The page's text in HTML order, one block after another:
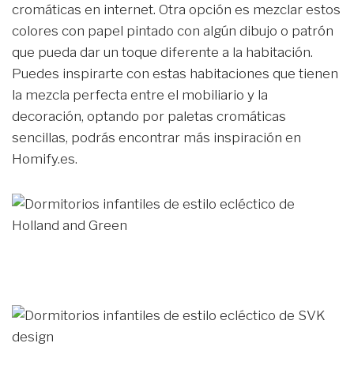
cromáticas en internet. Otra opción es mezclar estos
colores con papel pintado con algún dibujo o patrón
que pueda dar un toque diferente a la habitación.
Puedes inspirarte con estas habitaciones que tienen
la mezcla perfecta entre el mobiliario y la
decoración, optando por paletas cromáticas
sencillas, podrás encontrar más inspiración en
Homify.es.